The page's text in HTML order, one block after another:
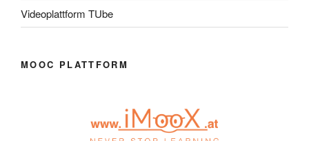
Videoplattform TUbe
MOOC PLATTFORM